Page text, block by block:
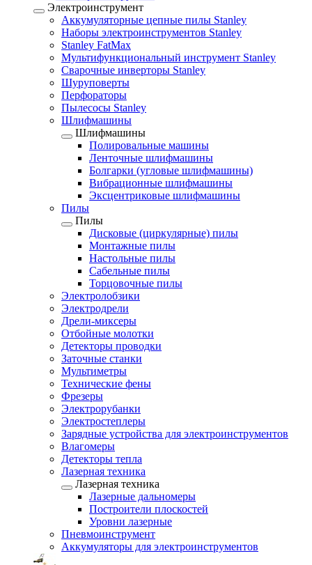
Электроинструмент
Аккумуляторные цепные пилы Stanley
Наборы электроинструментов Stanley
Stanley FatMax
Мультифункциональный инструмент Stanley
Сварочные инверторы Stanley
Шуруповерты
Перфораторы
Пылесосы Stanley
Шлифмашины
Шлифмашины
Полировальные машины
Ленточные шлифмашины
Болгарки (угловые шлифмашины)
Вибрационные шлифмашины
Эксцентриковые шлифмашины
Пилы
Пилы
Дисковые (циркулярные) пилы
Монтажные пилы
Настольные пилы
Сабельные пилы
Торцовочные пилы
Электролобзики
Электродрели
Дрели-миксеры
Отбойные молотки
Детекторы проводки
Заточные станки
Мультиметры
Технические фены
Фрезеры
Электрорубанки
Электростеплеры
Зарядные устройства для электроинструментов
Влагомеры
Детекторы тепла
Лазерная техника
Лазерная техника
Лазерные дальномеры
Построители плоскостей
Уровни лазерные
Пневмоинструмент
Аккумуляторы для электроинструментов